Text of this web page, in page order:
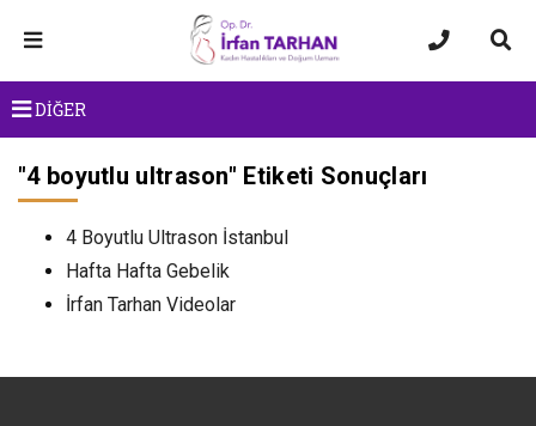
DİĞER
"4 boyutlu ultrason" Etiketi Sonuçları
4 Boyutlu Ultrason İstanbul
Hafta Hafta Gebelik
İrfan Tarhan Videolar